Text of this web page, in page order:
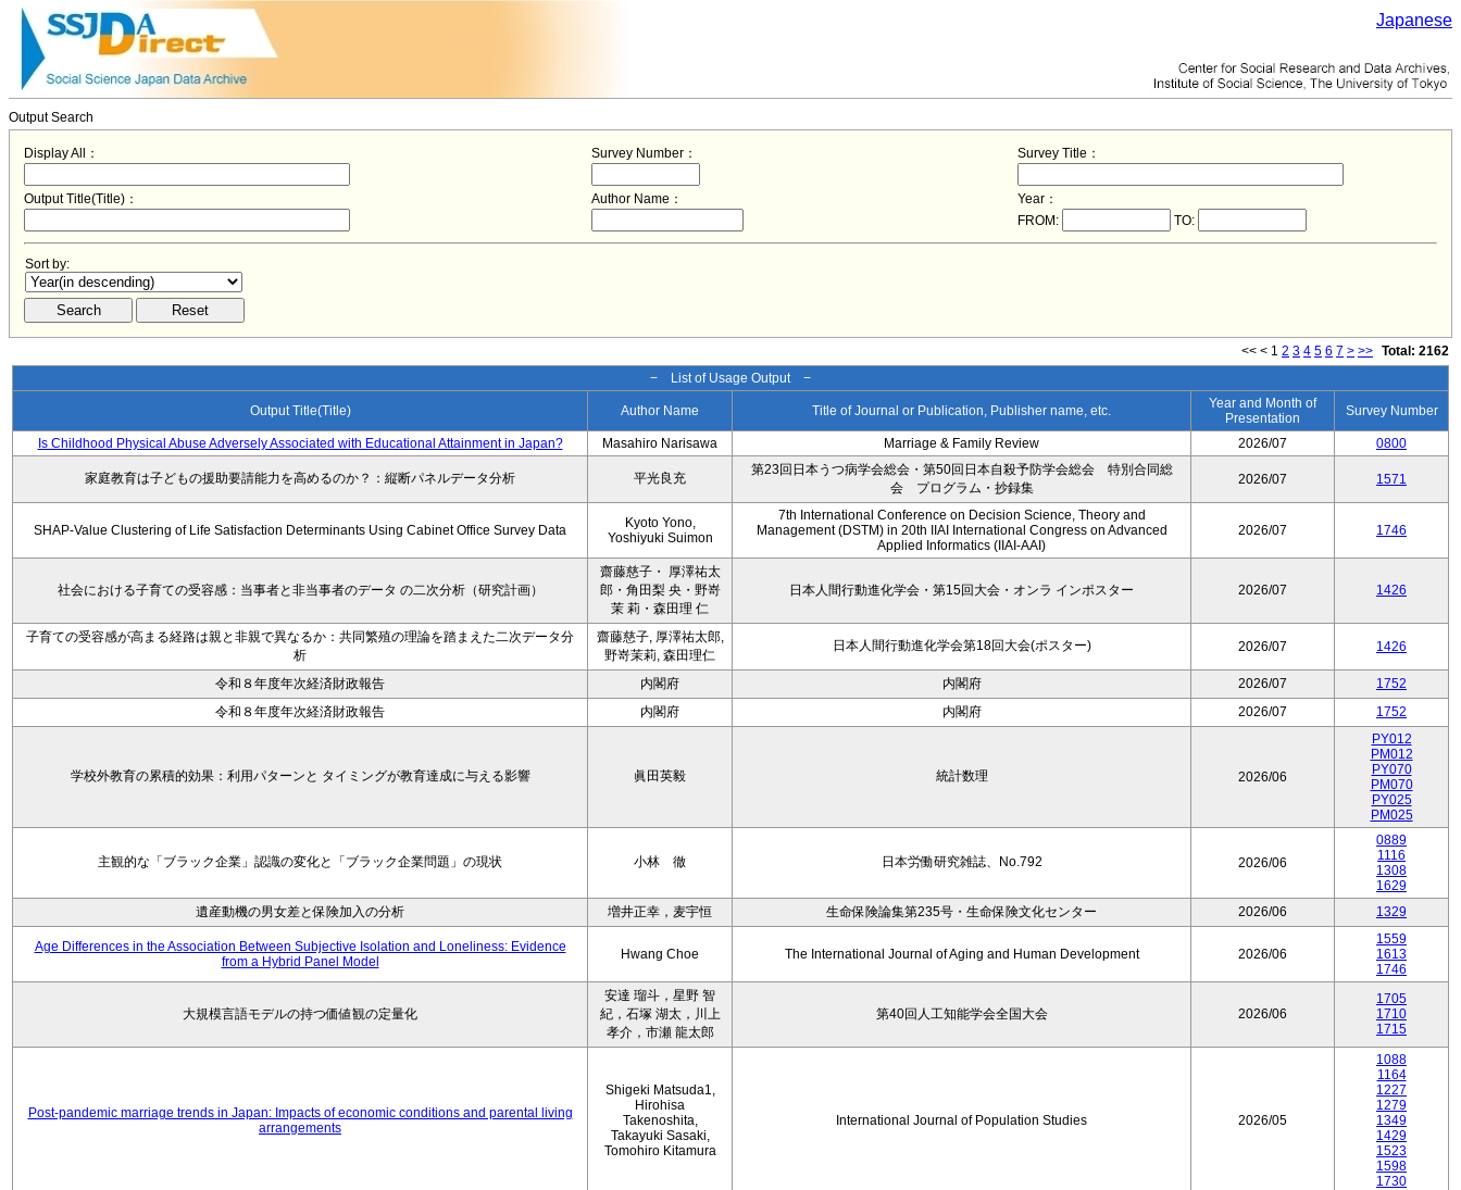
Japanese
Output Search
Display All： Survey Number： Survey Title：
Output Title(Title)： Author Name：
Year：
FROM:
TO:
Sort by:
<< < 1 2 3 4 5 6 7 > >> Total: 2162
− List of Usage Output −
Output Title(Title) Author Name Title of Journal or Publication, Publisher name, etc.
Year and Month of
Presentation
Survey Number
Is Childhood Physical Abuse Adversely Associated with Educational Attainment in Japan? Masahiro Narisawa Marriage & Family Review 2026/07 0800
家庭教育は子どもの援助要請能力を高めるのか？：縦断パネルデータ分析 平光良充
第23回日本うつ病学会総会・第50回日本自殺予防学会総会 特別合同総
会 プログラム・抄録集
2026/07 1571
SHAP-Value Clustering of Life Satisfaction Determinants Using Cabinet Office Survey Data
Kyoto Yono,
Yoshiyuki Suimon
7th International Conference on Decision Science, Theory and
Management (DSTM) in 20th IIAI International Congress on Advanced
Applied Informatics (IIAI-AAI)
2026/07 1746
社会における子育ての受容感：当事者と非当事者のデータ の二次分析（研究計画）
齋藤慈子・ 厚澤祐太
郎・角田梨 央・野嵜
茉 莉・森田理 仁
日本人間行動進化学会・第15回大会・オンラ インポスター 2026/07 1426
子育ての受容感が高まる経路は親と非親で異なるか：共同繁殖の理論を踏まえた二次データ分
析
齋藤慈子, 厚澤祐太郎,
野嵜茉莉, 森田理仁
日本人間行動進化学会第18回大会(ポスター) 2026/07 1426
令和８年度年次経済財政報告 内閣府 内閣府 2026/07
1752
令和８年度年次経済財政報告
内閣府 内閣府 2026/07 1752
学校外教育の累積的効果：利用パターンと タイミングが教育達成に与える影響 眞田英毅 統計数理 2026/06
PY012
PM012
PY070
PM070
PY025
PM025
主観的な「ブラック企業」認識の変化と「ブラック企業問題」の現状 小林 徹 日本労働研究雑誌、No.792 2026/06
0889
1116
1308
1629
遺産動機の男女差と保険加入の分析
増井正幸，麦宇恒 生命保険論集第235号・生命保険文化センター 2026/06 1329
Age Differences in the Association Between Subjective Isolation and Loneliness: Evidence
from a Hybrid Panel Model
Hwang Choe The International Journal of Aging and Human Development 2026/06
1559
1613
1746
大規模言語モデルの持つ価値観の定量化
安達 瑠斗，星野 智
紀，石塚 湖太，川上
孝介，市瀬 龍太郎
第40回人工知能学会全国大会 2026/06
1705
1710
1715
Post-pandemic marriage trends in Japan: Impacts of economic conditions and parental living
arrangements
Shigeki Matsuda1,
Hirohisa
Takenoshita,
Takayuki Sasaki,
Tomohiro Kitamura
International Journal of Population Studies 2026/05
1088
1164
1227
1279
1349
1429
1523
1598
1730